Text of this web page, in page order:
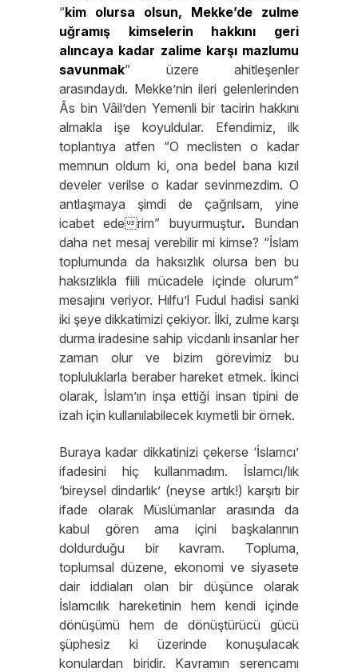
“kim olursa olsun, Mekke’de zulme
uğramış kimselerin hakkını geri
alıncaya kadar zalime karşı mazlumu
savunmak” üzere ahitleşenler
arasındaydı. Mekke’nin ileri gelenlerinden
Âs bin Vâil’den Yemenli bir tacirin hakkını
almakla işe koyuldular. Efendimiz, ilk
toplantıya atfen “O meclisten o kadar
memnun oldum ki, ona bedel bana kızıl
develer verilse o kadar sevinmezdim. O
antlaşmaya şimdi de çağrılsam, yine
icabet ederim” buyurmuştur. Bundan
daha net mesaj verebilir mi kimse? “İslam
toplumunda da haksızlık olursa ben bu
haksızlıkla fiili mücadele içinde olurum”
mesajını veriyor. Hılfu’l Fudul hadisi sanki
iki şeye dikkatimizi çekiyor. İlki, zulme karşı
durma iradesine sahip vicdanlı insanlar her
zaman olur ve bizim görevimiz bu
topluluklarla beraber hareket etmek. İkinci
olarak, İslam’ın inşa ettiği insan tipini de
izah için kullanılabilecek kıymetli bir örnek.
Buraya kadar dikkatinizi çekerse ‘İslamcı’
ifadesini hiç kullanmadım. İslamcı/lık
‘bireysel dindarlık’ (neyse artık!) karşıtı bir
ifade olarak Müslümanlar arasında da
kabul gören ama içini başkalarının
doldurduğu bir kavram. Topluma,
toplumsal düzene, ekonomi ve siyasete
dair iddiaları olan bir düşünce olarak
İslamcılık hareketinin hem kendi içinde
dönüşümü hem de dönüştürücü gücü
şüphesiz ki üzerinde konuşulacak
konulardan biridir. Kavramın serencamı